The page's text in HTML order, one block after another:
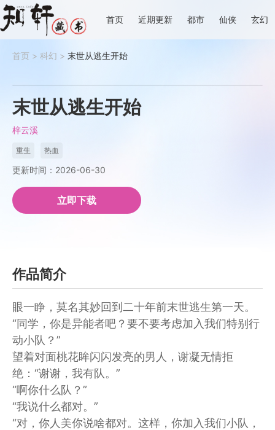
首页 近期更新 都市 仙侠 玄幻
首页 > 科幻 > 末世从逃生开始
末世从逃生开始
梓云溪
重生 热血
更新时间：2026-06-30
立即下载
作品简介
眼一睁，莫名其妙回到二十年前末世逃生第一天。
“同学，你是异能者吧？要不要考虑加入我们特别行
动小队？”
望着对面桃花眸闪闪发亮的男人，谢凝无情拒
绝：“谢谢，我有队。”
“啊你什么队？”
“我说什么都对。”
“对，你人美你说啥都对。这样，你加入我们小队，